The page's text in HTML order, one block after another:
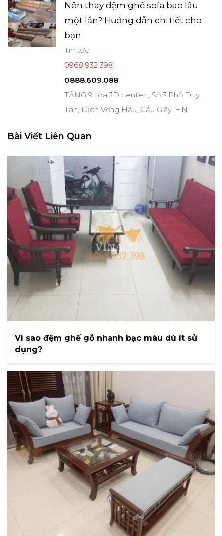
Nên thay đệm ghế sofa bao lâu
một lần? Hướng dẫn chi tiết cho
bạn
Tin tức
0968 932 398
0888.609.088
TẦNG 9 tòa 3D center , Số 3 Phố Duy
Tân, Dịch Vọng Hậu, Cầu Giấy, HN
Bài Viết Liên Quan
Vì sao đệm ghế gỗ nhanh bạc màu dù ít sử
dụng?